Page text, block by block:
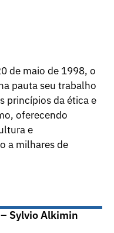
de maio de 1998, o
pauta seu trabalho
princípios da ética e
oferecendo
e
a milhares de
Sylvio Alkimin